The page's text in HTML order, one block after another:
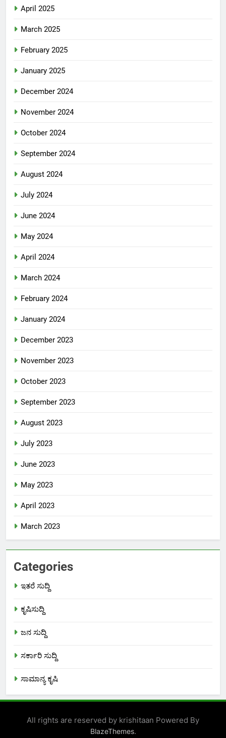
April 2025
March 2025
February 2025
January 2025
December 2024
November 2024
October 2024
September 2024
August 2024
July 2024
June 2024
May 2024
April 2024
March 2024
February 2024
January 2024
December 2023
November 2023
October 2023
September 2023
August 2023
July 2023
June 2023
May 2023
April 2023
March 2023
Categories
ಇತರೆ ಸುದ್ದಿ
ಕೃಷಿಸುದ್ದಿ
ಜನ ಸುದ್ದಿ
ಸರ್ಕಾರಿ ಸುದ್ದಿ
ಸಾಮಾನ್ಯ ಕೃಷಿ
All rights are reserved by krishitaan Powered By
BlazeThemes.